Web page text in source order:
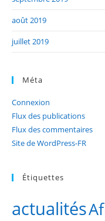
août 2019
juillet 2019
Méta
Connexion
Flux des publications
Flux des commentaires
Site de WordPress-FR
Étiquettes
actualités